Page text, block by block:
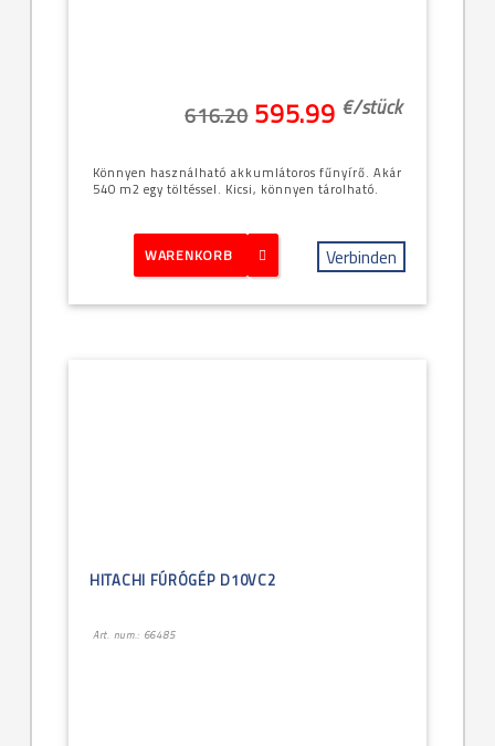
616.20 595.99 €/stück
Könnyen használható akkumlátoros fűnyírő. Akár
540 m2 egy töltéssel. Kicsi, könnyen tárolható.
WARENKORB Verbinden
HITACHI FÚRÓGÉP D10VC2
Art. num.: 66485